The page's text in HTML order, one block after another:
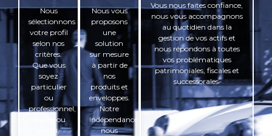
Nous
sélectionnons
votre profil
selon nos
critères.
Que vous
soyez
particulier
ou
professionnel,
novice ou
averti,
Nous vous
proposons
une
solution
sur mesure
à partir de
nos
produits et
enveloppes.
Notre
indépendance
nous
Vous nous faites confiance,
nous vous accompagnons
au quotidien dans la
gestion de vos actifs et
nous répondons à toutes
vos problématiques
patrimoniales, fiscales et
successorales.